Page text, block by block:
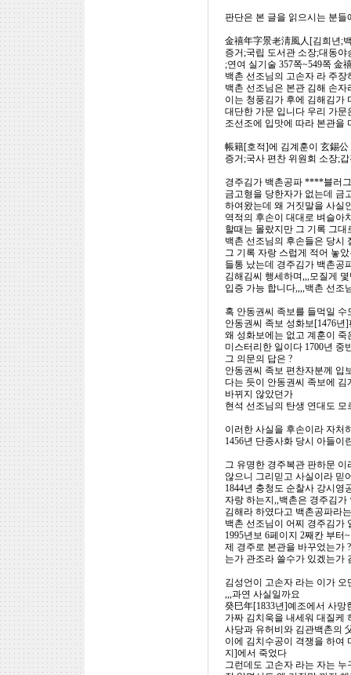
판단은 본 글을 읽으시는 분들
金禧年字景老淸風人[김희년;
증거;국립 도서관 소장;대동
;연여 실기술 357쪽~549쪽 金
백촌 선조님의 고손자 라 주
백촌 선조님은 본관 김해 손
이는 청풍김가 후에 김해김가
대단한 가문 입니다 우리 가
조선조에 입맛에 따라 본관을
帳籍[호적]에 김계훈이 玄錫
증거;국사 편찬 위원회 소장;
경주김가 백촌공파 ****블러
금고형을 당한자가 없는데 금
하여왔는데 왜 거짓말을 사실
역적의 후손이 대대로 벼슬아
할때는 몰랐지만 그 기록 그대
백촌 선조님의 후손들은 당시
그 기록 자랑 스럽게 적어 놓
들통 났는데 경주김가 백촌공
김해김씨 행세하며,,,모질게
입증 가능 합니다,,,,백촌 선조
혹 안동권씨 족보를 들먹일 수
안동권씨 족보 성화보[1476년
왜 성화보에는 없고 계훈이 죽
미스터리한 일이다 1700년 중
그 의문의 답은 ?
안동권씨 족보 편찬자분께 입
다는 듯이 안동권씨 족보에
바뀌지 않았던가
현석 선조님의 탄생 연대도
이러한 사실을 후손이라 자처
1456년 단종사화 당시 아들이
그 유명한 경주복관 판하문
않으니 그리믿고 사실이라 믿
1844년 충청도 순찰사 강시영
자랑 하는지,,백촌은 경주김가
김해라 하였다고 백촌공파라
백촌 선조님이 어찌 경주김가
1995년보 6페이지 2째칸 부
제 경주로 본관을 바꾸었는가
는가 관조라 쓸수가 있겠는가
김성언이 고손자 라는 이가
,,,과연 사실일까요
癸巳年[1833년]예조에서 사
가짜 김치욱을 내세워 대질케
사당과 유허비와 김관백촌의
이에 김치수공이 격쟁을 하여
지]에서 죽었다
그런데도 고손자 라는 자는